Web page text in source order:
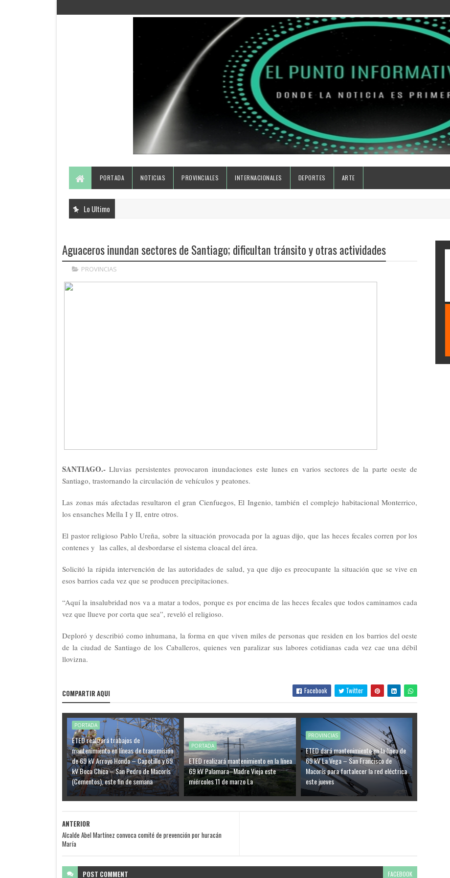
PORTADA NOTICIAS PROVINCIALES INTERNACIONALES DEPORTES ARTE
Lo Ultimo
Aguaceros inundan sectores de Santiago; dificultan tránsito y otras actividades
PROVINCIAS
SANTIAGO.- Lluvias persistentes provocaron inundaciones este lunes en varios sectores de la parte oeste de
Santiago, trastornando la circulación de vehículos y peatones.
Las zonas más afectadas resultaron el gran Cienfuegos, El Ingenio, también el complejo habitacional Monterrico,
los ensanches Mella I y II, entre otros.
El pastor religioso Pablo Ureña, sobre la situación provocada por la aguas dijo, que las heces fecales corren por los
contenes y las calles, al desbordarse el sistema cloacal del área.
Solicitó la rápida intervención de las autoridades de salud, ya que dijo es preocupante la situación que se vive en
esos barrios cada vez que se producen precipitaciones.
“Aquí la insalubridad nos va a matar a todos, porque es por encima de las heces fecales que todos caminamos cada
vez que llueve por corta que sea”, reveló el religioso.
Deploró y describió como inhumana, la forma en que viven miles de personas que residen en los barrios del oeste
de la ciudad de Santiago de los Caballeros, quienes ven paralizar sus labores cotidianas cada vez cae una débil
llovizna.
COMPARTIR AQUI Facebook Twitter
PORTADA
ETED realizará trabajos de
mantenimiento en líneas de transmisión
de 69 kV Arroyo Hondo – Capotillo y 69
kV Boca Chica – San Pedro de Macorís
(Cementos), este fin de semana
PORTADA
ETED realizará mantenimiento en la línea
69 kV Palamara–Madre Vieja este
miércoles 11 de marzo La
PROVINCIAS
ETED dará mantenimiento en la línea de
69 kV La Vega – San Francisco de
Macorís para fortalecer la red eléctrica
este jueves
ANTERIOR
Alcalde Abel Martínez convoca comité de prevención por huracán
María
POST COMMENT FACEBOOK